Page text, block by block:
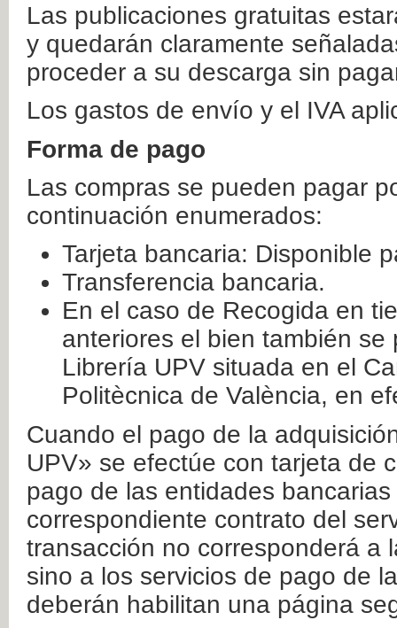
Las publicaciones gratuitas
y quedarán claramente
proceder a su descarga sin
Los gastos de envío y el IVA
Forma de pago
Las compras se pueden pagar
continuación enumerados:
Tarjeta bancaria: Disponible
Transferencia bancaria.
En el caso de Recogida en
anteriores el bien también
Librería UPV situada en el
Politècnica de València, en
Cuando el pago de la
UPV» se efectúe con tarjeta de
pago de las entidades
correspondiente contrato del
transacción no corresponderá a
sino a los servicios de pago de
deberán habilitan una página